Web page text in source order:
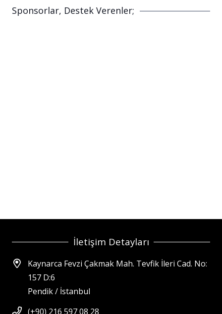
Sponsorlar, Destek Verenler;
İletişim Detayları
Kaynarca Fevzi Çakmak Mah. Tevfik İleri Cad. No:
157 D:6
Pendik / İstanbul
(+90) 216 597 08 28